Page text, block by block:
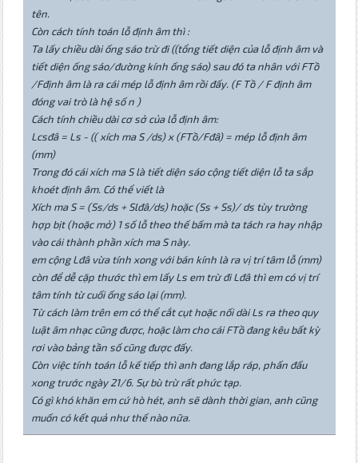
tên.
Còn cách tính toán lỗ định âm thì :
Ta lấy chiều dài ống sáo trừ đi ((tổng tiết diện của lỗ định âm và
tiết diện ống sáo/đường kính ống sáo) sau đó ta nhân với FTồ
/Fđịnh âm là ra cái mép lỗ định âm rồi đấy. (F Tồ / F định âm
đóng vai trò là hệ số n )
Cách tính chiều dài cơ sở của lỗ định âm:
Lcsđâ = Ls - (( xích ma S /ds) x (FTồ/Fđâ) = mép lỗ định âm
(mm)
Trong đó cái xích ma S là tiết diện sáo cộng tiết diện lỗ ta sắp
khoét định âm. Có thể viết là
Xích ma S = (Ss/ds + Slđâ/ds) hoặc (Ss + Ss)/ ds tùy trường
hợp bịt (hoặc mở) 1 số lỗ theo thế bấm mà ta tách ra hay nhập
vào cái thành phần xích ma S này.
em cộng Lđâ vừa tính xong với bán kính là ra vị trí tâm lỗ (mm)
còn để dễ cặp thước thì em lấy Ls em trừ đi Lđâ thì em có vị trí
tâm tính từ cuối ống sáo lại (mm).
Từ cách làm trên em có thể cắt cụt hoặc nối dài Ls ra theo quy
luật âm nhạc cũng được, hoặc làm cho cái FTồ đang kêu bất kỳ
rơi vào bảng tần số cũng được đấy.
Còn việc tính toán lỗ kế tiếp thì anh đang lắp ráp, phấn đấu
xong trước ngày 21/6. Sự bù trừ rất phức tạp.
Có gì khó khăn em cứ hò hét, anh sẽ dành thời gian, anh cũng
muốn có kết quả như thế nào nữa.